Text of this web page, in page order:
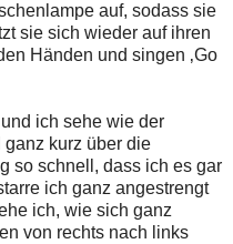
auf, sodass sie
sie sich wieder auf ihren
Händen und singen ‚Go
ich sehe wie der
kurz über die
so schnell, dass ich es gar
ich ganz angestrengt
ich, wie sich ganz
von rechts nach links